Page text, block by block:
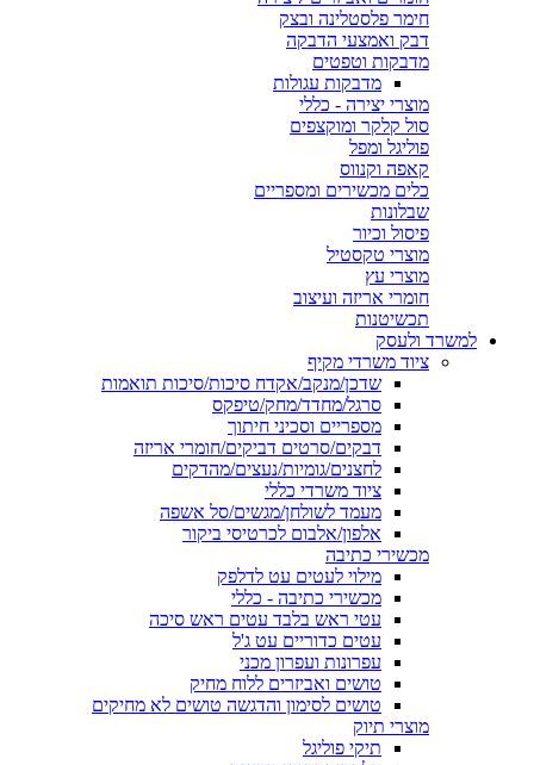
חימר פלסטלינה ובצק
דבק ואמצעי הדבקה
מדבקות וטפטים
מדבקות עגולות
מוצרי יצירה - כללי
סול קלקר ומוקצפים
פוליגל ומפל
קאפה וקנווס
כלים מכשירים ומספריים
שבלונות
פיסול וכיור
מוצרי טקסטיל
מוצרי עץ
חומרי אריזה ועיצוב
תכשיטנות
למשרד ולעסק
ציוד משרדי מקיף
שדכן/מנקב/אקדח סיכות/סיכות תואמות
סרגל/מחדד/מחק/טיפקס
מספריים וסכיני חיתוך
דבקים/סרטים דביקים/חומרי אריזה
לחצנים/גומיות/נעצים/מהדקים
ציוד משרדי כללי
מעמד לשולחן/מגשים/סל אשפה
אלפון/אלבום לכרטיסי ביקור
מכשירי כתיבה
מילוי לעטים עט לדלפק
מכשירי כתיבה - כללי
עטי ראש בלבד עטים ראש סיכה
עטים כדוריים עט ג'ל
עפרונות ועפרון מכני
טושים ואביזרים ללוח מחיק
טושים לסימון והדגשה טושים לא מחיקים
מוצרי תיוק
תיקי פוליגל